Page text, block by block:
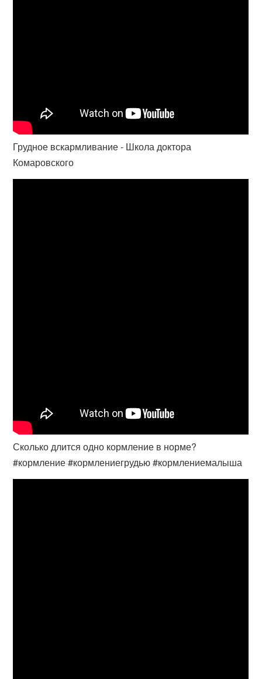
Грудное вскармливание - Школа доктора
Комаровского
Сколько длится одно кормление в норме?
#кормление #кормлениегрудью #кормлениемалыша